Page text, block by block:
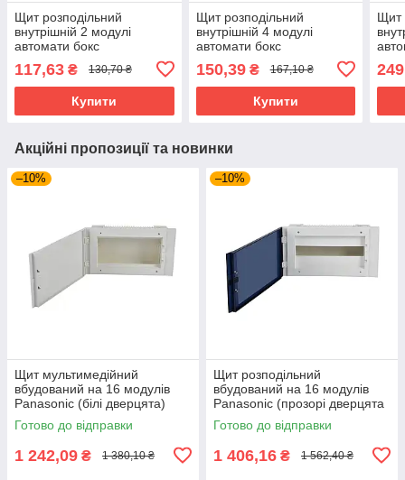
Щит розподільний
внутрішній 2 модулі
автомати бокс
NX4202
117,63 ₴ 130,70 ₴
Купити
Щит розподільний
внутрішній 4 модулі
автомати бокс
NX4204
150,39₴ 167,10 ₴
Купити
Щит
Акційні пропозиції та новинки
–10%
Щит мультимедійний
вбудований на 16 модулів
Panasonic (білі дверцята)
Готово до відправки
1 242,09 ₴ 1 380,10 ₴
–10%
Щит розподільний
вбудований на 16 модулів
Panasonic (прозорі дверцята
темно-сірі))
Готово до відправки
1 406,16 ₴ 1 562,40 ₴